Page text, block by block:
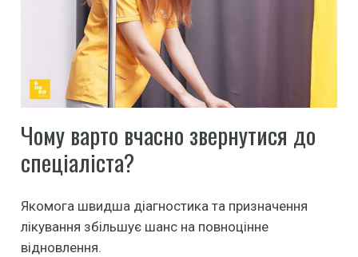
Чому варто вчасно звернутися до
спеціаліста?
Якомога швидша діагностика та призначення
лікування збільшує шанс на повноцінне
відновлення.